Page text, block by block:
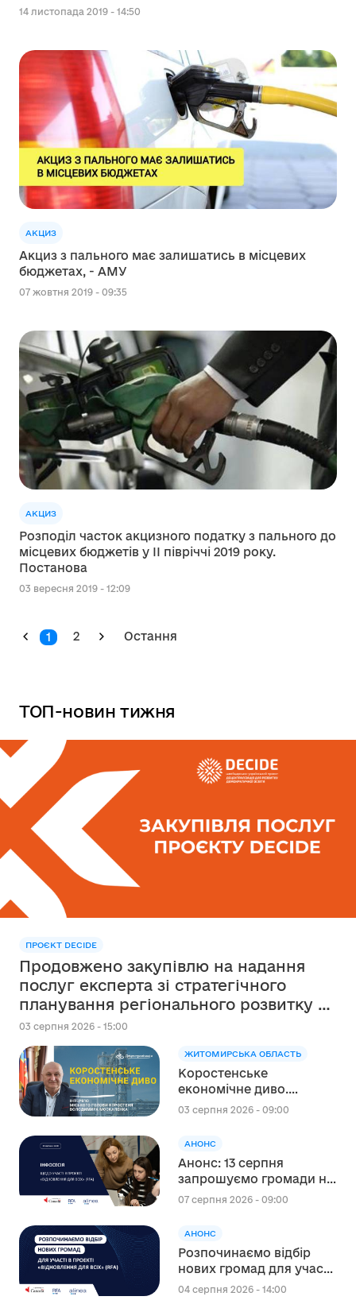
14 листопада 2019 - 14:50
АКЦИЗ
Акциз з пального має залишатись в місцевих
бюджетах, - АМУ
07 жовтня 2019 - 09:35
АКЦИЗ
Розподіл часток акцизного податку з пального до
місцевих бюджетів у ІІ півріччі 2019 року.
Постанова
03 вересня 2019 - 12:09
1 2 Остання
ТОП-новин тижня
ПРОЄКТ DECIDE
Продовжено закупівлю на надання
послуг експерта зі стратегічного
планування регіонального розвитку в
сфері освіти в межах реалізації
Швейцарсько-українського Проєкту
DECIDE
03 серпня 2026 - 15:00
ЖИТОМИРСЬКА ОБЛАСТЬ
Коростенське
економічне диво.
Інтерв’ю міського голови
03 серпня 2026 - 09:00
АНОНС
Анонс: 13 серпня
запрошуємо громади на
інформаційну сесію
07 серпня 2026 - 09:00
АНОНС
Розпочинаємо відбір
нових громад для участі
в канадському проєкті
04 серпня 2026 - 14:00